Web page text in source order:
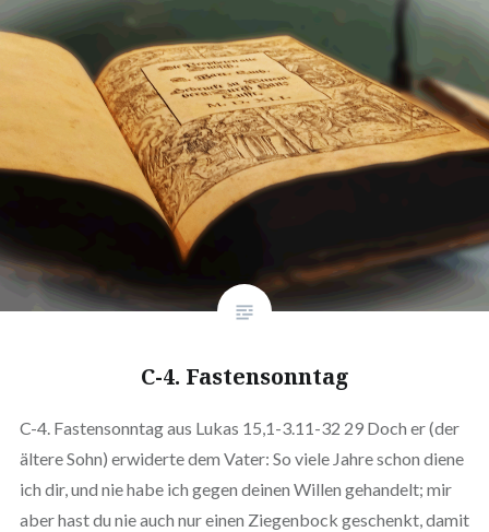
C-4. Fastensonntag
C-4. Fastensonntag aus Lukas 15,1-3.11-32 29 Doch er (der
ältere Sohn) erwiderte dem Vater: So viele Jahre schon diene
ich dir, und nie habe ich gegen deinen Willen gehandelt; mir
aber hast du nie auch nur einen Ziegenbock geschenkt, damit